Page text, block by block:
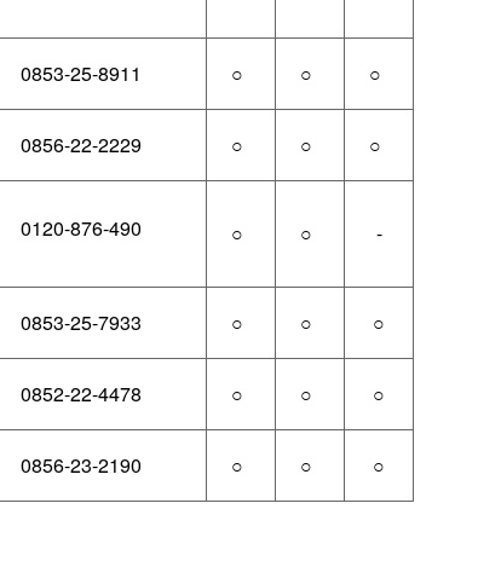
0853-25-8911 ○ ○ ○
0856-22-2229 ○ ○ ○
0120-876-490 ○ ○ -
0853-25-7933 ○ ○ ○
0852-22-4478 ○ ○ ○
0856-23-2190 ○ ○ ○